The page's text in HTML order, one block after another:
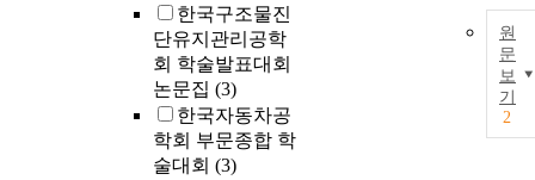
한국구조물진
단유지관리공학
회 학술발표대회
논문집 (3)
한국자동차공
학회 부문종합 학
술대회 (3)
원
문
보
기
2